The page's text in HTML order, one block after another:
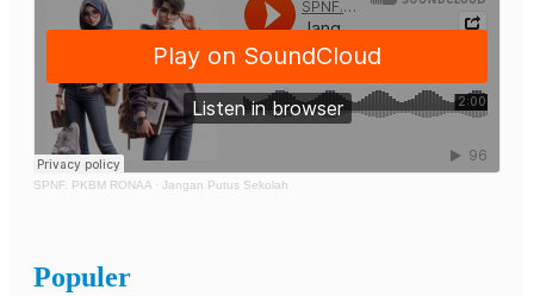
SPNF. PKBM RONAA · Jangan Putus Sekolah
Populer